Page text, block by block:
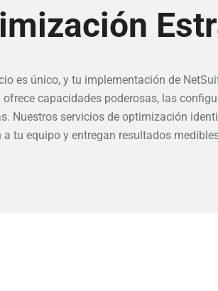
es único, y tu implementación de
capacidades poderosas, las
Nuestros servicios de optimización
a tu equipo y entregan resultados